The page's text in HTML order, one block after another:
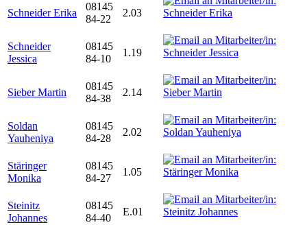
Schneider Erika
08145
84-22
2.03
Schneider
Jessica
08145
84-10
1.19
Sieber Martin
08145
84-38
2.14
Soldan
Yauheniya
08145
84-28
2.02
Stäringer
Monika
08145
84-27
1.05
Steinitz
Johannes
08145
84-40
E.01